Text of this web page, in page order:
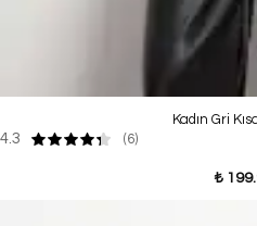
Kadın Gri
4.3 (6)
₺